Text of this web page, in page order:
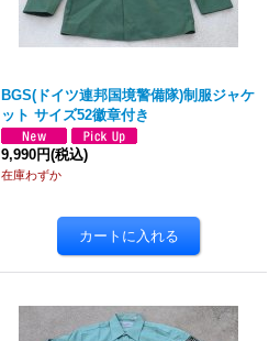
BGS(ドイツ連邦国境警備隊)制服ジャケ
ット サイズ52徽章付き
9,990円(税込)
在庫わずか